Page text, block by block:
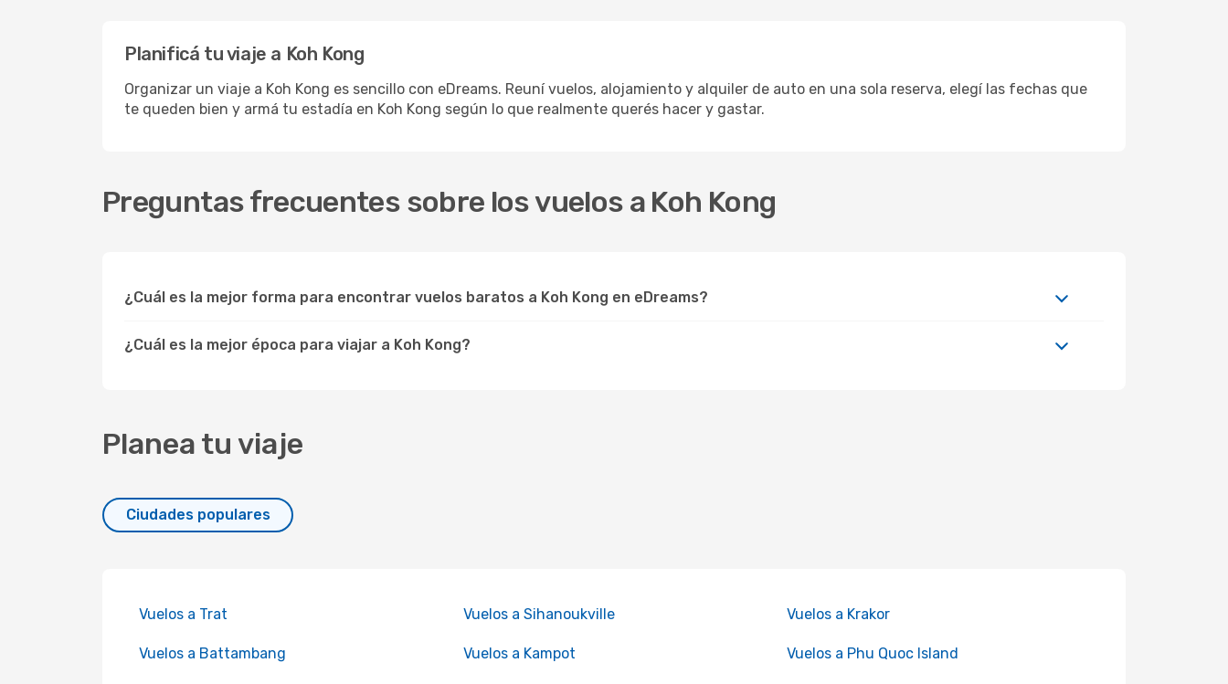
Planificá tu viaje a Koh Kong
Organizar un viaje a Koh Kong es sencillo con eDreams. Reuní vuelos, alojamiento y alquiler de auto en una sola reserva, elegí las fechas que
te queden bien y armá tu estadía en Koh Kong según lo que realmente querés hacer y gastar.
Preguntas frecuentes sobre los vuelos a Koh Kong
¿Cuál es la mejor forma para encontrar vuelos baratos a Koh Kong en eDreams?
¿Cuál es la mejor época para viajar a Koh Kong?
Planea tu viaje
Ciudades populares
Vuelos a Trat Vuelos a Sihanoukville Vuelos a Krakor
Vuelos a Battambang Vuelos a Kampot Vuelos a Phu Quoc Island